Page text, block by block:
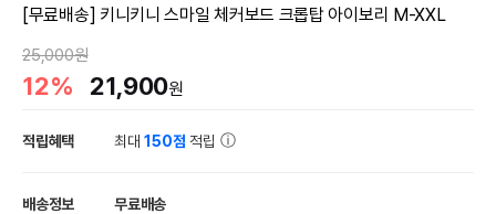
[무료배송] 키니키니 스마일 체커보드 크롭탑 아이보리 M-XXL
25,000원
12% 21,900원
적립혜택 최대150점 적립
배송정보 무료배송